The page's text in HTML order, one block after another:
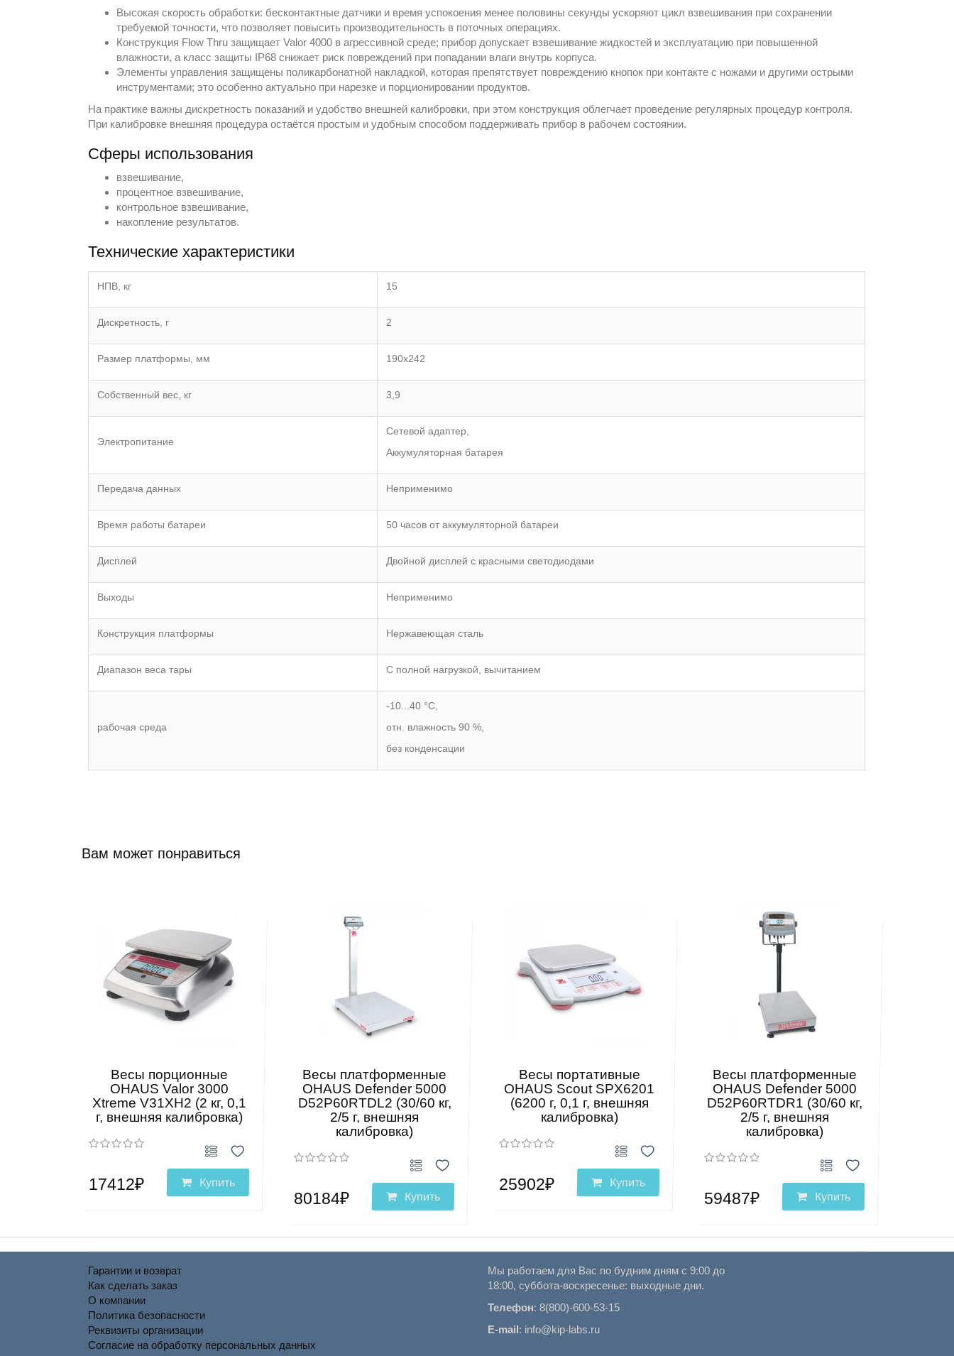
Высокая скорость обработки: бесконтактные датчики и время успокоения менее половины секунды ускоряют цикл взвешивания при сохранении
требуемой точности, что позволяет повысить производительность в поточных операциях.
Конструкция Flow Thru защищает Valor 4000 в агрессивной среде; прибор допускает взвешивание жидкостей и эксплуатацию при повышенной
влажности, а класс защиты IP68 снижает риск повреждений при попадании влаги внутрь корпуса.
Элементы управления защищены поликарбонатной накладкой, которая препятствует повреждению кнопок при контакте с ножами и другими острыми
инструментами; это особенно актуально при нарезке и порционировании продуктов.
На практике важны дискретность показаний и удобство внешней калибровки, при этом конструкция облегчает проведение регулярных процедур контроля.
При калибровке внешняя процедура остаётся простым и удобным способом поддерживать прибор в рабочем состоянии.
Сферы использования
взвешивание,
процентное взвешивание,
контрольное взвешивание,
накопление результатов.
Технические характеристики
НПВ, кг 15
Дискретность, г 2
Размер платформы, мм 190x242
Собственный вес, кг 3,9
Электропитание
Сетевой адаптер,
Аккумуляторная батарея
Передача данных Неприменимо
Время работы батареи 50 часов от аккумуляторной батареи
Дисплей Двойной дисплей с красными светодиодами
Выходы Неприменимо
Конструкция платформы Нержавеющая сталь
Диапазон веса тары С полной нагрузкой, вычитанием
рабочая среда
-10...40 °C,
отн. влажность 90 %,
без конденсации
Вам может понравиться
Весы порционные
OHAUS Valor 3000
Xtreme V31XH2 (2 кг, 0,1
г, внешняя калибровка)
17412₽ Купить
Весы платформенные
OHAUS Defender 5000
D52P60RTDL2 (30/60 кг,
2/5 г, внешняя
калибровка)
80184₽ Купить
Весы портативные
OHAUS Scout SPX6201
(6200 г, 0,1 г, внешняя
калибровка)
25902₽ Купить
Весы платформенные
OHAUS Defender 5000
D52P60RTDR1 (30/60 кг,
2/5 г, внешняя
калибровка)
59487₽ Купить
Гарантии и возврат
Как сделать заказ
О компании
Политика безопасности
Реквизиты организации
Согласие на обработку персональных данных
Мы работаем для Вас по будним дням с 9:00 до
18:00, суббота-воскресенье: выходные дни.
Телефон: 8(800)-600-53-15
E-mail: info@kip-labs.ru